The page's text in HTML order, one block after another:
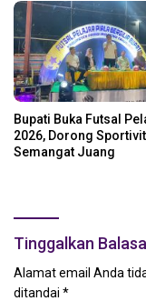
Bupati Buka Futsal
2026, Dorong
Semangat Juang
Tinggalkan
Alamat email Anda
ditandai *